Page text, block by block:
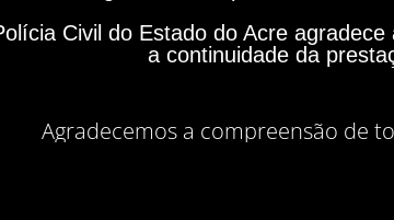
Civil do Estado do Acre
a continuidade da
Agradecemos a compreensão de